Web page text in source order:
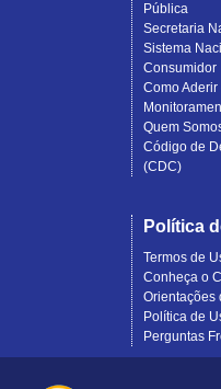
Pública
Secretaria
Sistema
Consumidor
Como Aderir
Quem
Código de
(CDC)
Política
Termos de
Conheça o
Orientações
Política de
Perguntas